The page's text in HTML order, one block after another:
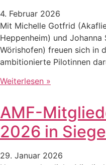
4. Februar 2026
Mit Michelle Gotfrid
Heppenheim) und
Wörishofen) freuen sich in
ambitionierte Pilotinnen
Weiterlesen »
AMF-
2026 in
29. Januar 2026